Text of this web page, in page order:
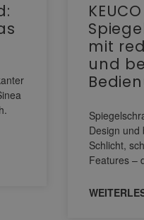
mit
und
Design und
Schlicht,
Features –